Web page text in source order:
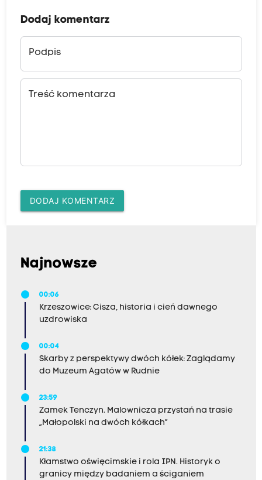
Dodaj komentarz
Podpis
Treść komentarza
DODAJ KOMENTARZ
Najnowsze
00:06
Krzeszowice: Cisza, historia i cień dawnego
uzdrowiska
00:04
Skarby z perspektywy dwóch kółek: Zaglądamy
do Muzeum Agatów w Rudnie
23:59
Zamek Tenczyn. Malownicza przystań na trasie
„Małopolski na dwóch kółkach”
21:38
Kłamstwo oświęcimskie i rola IPN. Historyk o
granicy między badaniem a ściganiem